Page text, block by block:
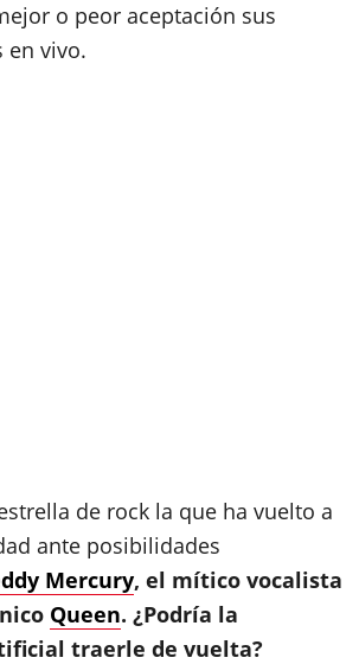
o peor aceptación sus
en vivo.
de rock la que ha vuelto a
ante posibilidades
Mercury, el mítico vocalista
Queen. ¿Podría la
traerle de vuelta?